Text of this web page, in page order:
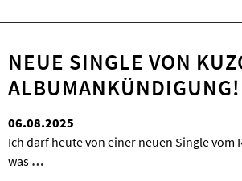
NEUE SINGLE VON
ALBUMANKÜNDIGUNG!
06.08.2025
Ich darf heute von einer neuen Single
was …